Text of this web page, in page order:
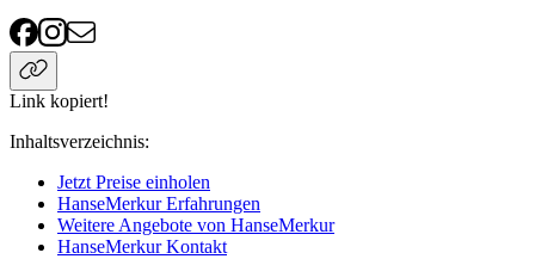
Link kopiert!
Inhaltsverzeichnis:
Jetzt Preise einholen
HanseMerkur Erfahrungen
Weitere Angebote von HanseMerkur
HanseMerkur Kontakt